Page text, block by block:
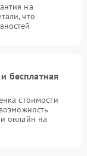
на
что
бесплатная
стоимости
онлайн на